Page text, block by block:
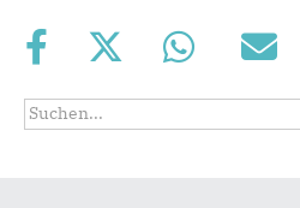
Suchformular
Suche